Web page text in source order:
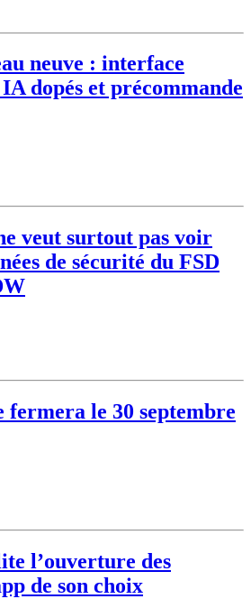
neuve : interface
dopés et précommande
veut surtout pas voir
de sécurité du FSD
fermera le 30 septembre
l’ouverture des
de son choix